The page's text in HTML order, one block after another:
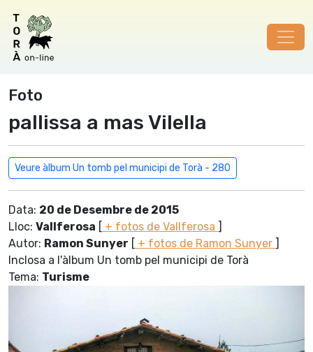
Foto
pallissa a mas Vilella
Veure àlbum Un tomb pel municipi de Torà - 280
Data: 20 de Desembre de 2015
Lloc: Vallferosa [ + fotos de Vallferosa ]
Autor: Ramon Sunyer [ + fotos de Ramon Sunyer ]
Inclosa a l'àlbum Un tomb pel municipi de Torà
Tema: Turisme